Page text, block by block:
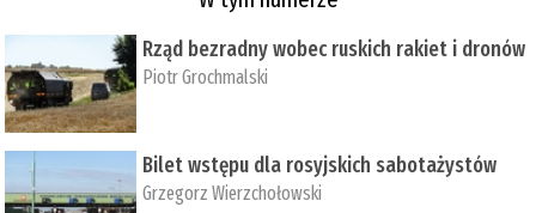
Rząd bezradny wobec ruskich rakiet i dronów
Piotr Grochmalski
Bilet wstępu dla rosyjskich sabotażystów
Grzegorz Wierzchołowski